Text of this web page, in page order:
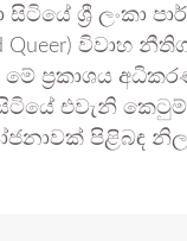
ශ්‍රී ලංකා
and Queer)
ප්‍රකාශය
එවැනි
පිළිබඳ